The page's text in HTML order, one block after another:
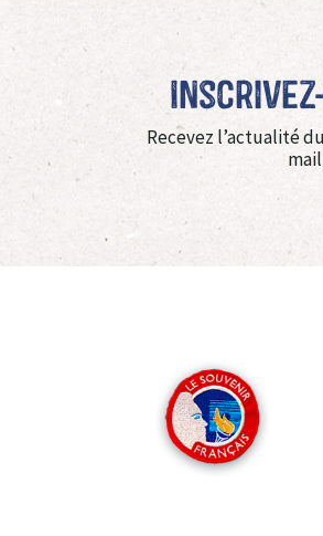
Recevez l’actualité